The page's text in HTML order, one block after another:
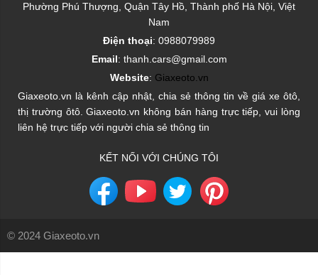
Phường Phú Thượng, Quận Tây Hồ, Thành phố Hà Nội, Việt
Nam
Điện thoại: 0988079989
Email: thanh.cars@gmail.com
Website: Giaxeoto.vn
Giaxeoto.vn là kênh cập nhật, chia sẻ thông tin về giá xe ôtô,
thị trường ôtô. Giaxeoto.vn không bán hàng trực tiếp, vui lòng
liên hệ trực tiếp với người chia sẻ thông tin
KẾT NỐI VỚI CHÚNG TÔI
© 2024 Giaxeoto.vn